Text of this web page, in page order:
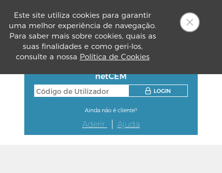
Este site utiliza cookies para garantir
uma melhor experiência de navegação.
Para saber mais sobre cookies, quais as
suas finalidades e como geri-los,
consulte a nossa Política de Cookies
netCEM
LOGIN
Ainda não é cliente?
Aderir Ajuda